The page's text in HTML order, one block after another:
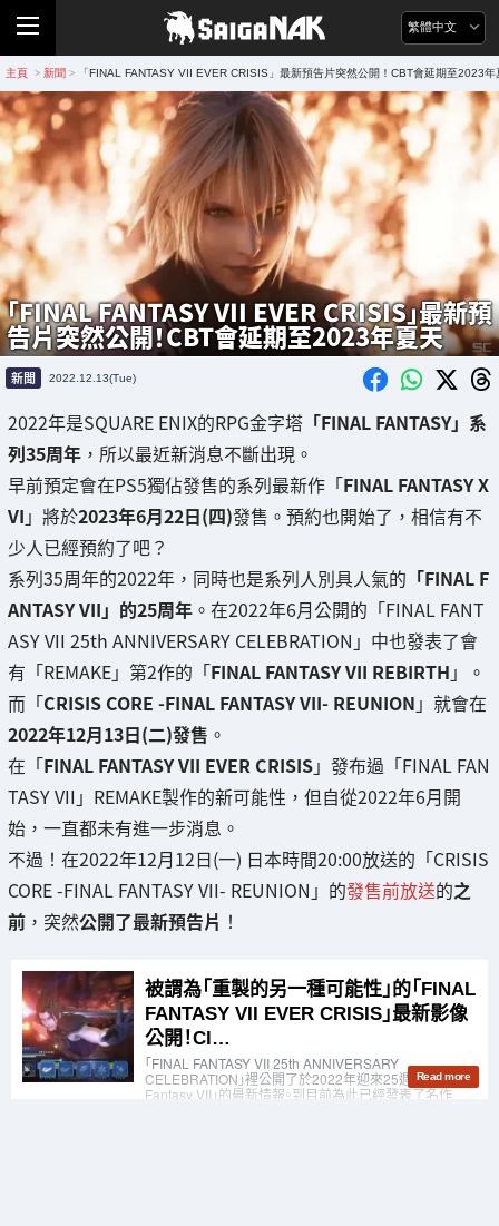
繁體中文
主頁 > 新聞 > 「FINAL FANTASY VII EVER CRISIS」最新預告片突然公開！CBT會延期至2023年
「FINAL FANTASY VII EVER CRISIS」最新預
告片突然公開！CBT會延期至2023年夏天
新聞 2022.12.13(Tue)
2022年是SQUARE ENIX的RPG金字塔 「FINAL FANTASY」系
列35周年 ，所以最近新消息不斷出現。
早前預定會在PS5獨佔發售的系列最新作「FINAL FANTASY X
VI 」將於2023年6月22日(四)發售。預約也開始了，相信有不
少人已經預約了吧？
系列35周年的2022年，同時也是系列人別具人氣的 「FINAL F
ANTASY VII」的25周年 。在2022年6月公開的「FINAL FANT
ASY VII 25th ANNIVERSARY CELEBRATION」中也發表了會
有「REMAKE」第2作的「FINAL FANTASY VII REBIRTH 」。
而「CRISIS CORE -FINAL FANTASY VII- REUNION 」就會在
2022年12月13日(二)發售 。
在「FINAL FANTASY VII EVER CRISIS」發布過「FINAL FAN
TASY VII」REMAKE製作的新可能性，但自從2022年6月開
始，一直都未有進一步消息。
不過！在2022年12月12日(一) 日本時間20:00放送的「CRISIS
CORE -FINAL FANTASY VII- REUNION」的發售前放送的之
前 ，突然公開了最新預告片 ！